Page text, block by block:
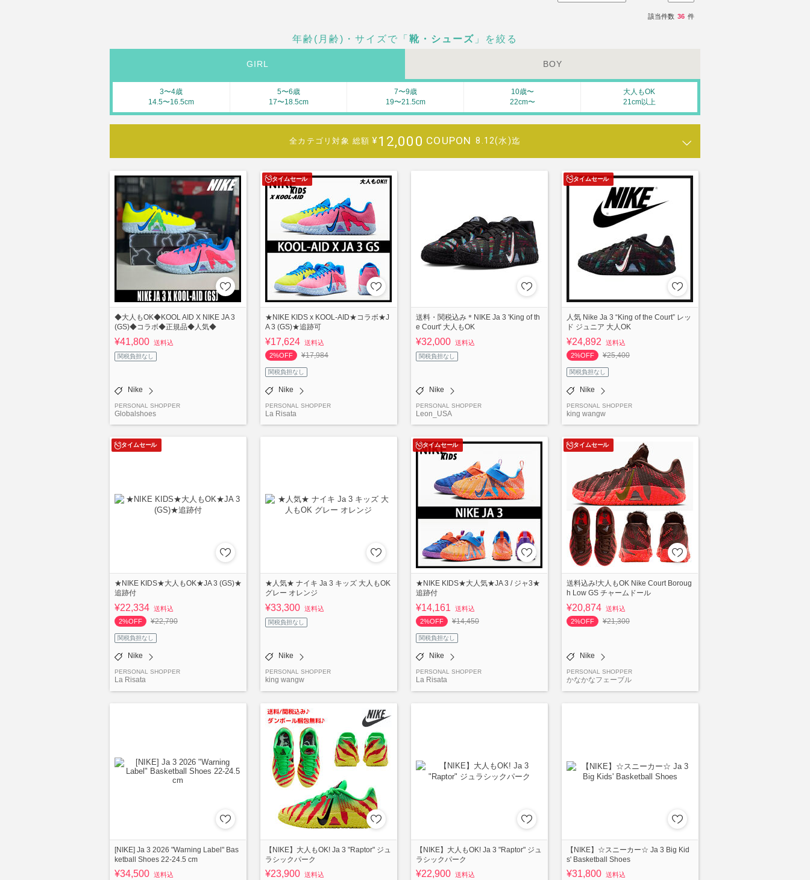
該当件数 36 件
年齢(月齢)・サイズで「 靴・シューズ 」を絞る
GIRL BOY
3〜4歳
14.5〜16.5cm
5〜6歳
17〜18.5cm
7〜9歳
19〜21.5cm
10歳〜
22cm〜
大人もOK
21cm以上
全カテゴリ対象 総額 ¥12,000 COUPON 8.12(水)迄
◆大人もOK◆KOOL AID X NIKE JA 3
(GS)◆コラボ◆正規品◆人気◆
¥41,800 送料込
関税負担なし
Nike
PERSONAL SHOPPER
Globalshoes
タイムセール
★NIKE KIDS x KOOL-AID★コラボ★J
A 3 (GS)★追跡可
¥17,624 送料込
2%OFF
¥17,984
関税負担なし
Nike
PERSONAL SHOPPER
La Risata
送料・関税込み＊NIKE Ja 3 'King of th
e Court' 大人もOK
¥32,000 送料込
関税負担なし
Nike
PERSONAL SHOPPER
Leon_USA
タイムセール
人気 Nike Ja 3 “King of the Court” レッ
ド ジュニア 大人OK
¥24,892
送料込
2%OFF
¥25,400
関税負担なし
Nike
PERSONAL SHOPPER
king wangw
タイムセール
★NIKE KIDS★大人もOK★JA 3 (GS)★
追跡付
¥22,334 送料込
2%OFF
¥22,790
関税負担なし
Nike
PERSONAL SHOPPER
La Risata
★人気★ ナイキ Ja 3 キッズ 大人もOK
グレー オレンジ
¥33,300 送料込
関税負担なし
Nike
PERSONAL SHOPPER
king wangw
タイムセール
★NIKE KIDS★大人気★JA 3 / ジャ3★
追跡付
¥14,161
送料込
2%OFF
¥14,450
関税負担なし
Nike
PERSONAL SHOPPER
La Risata
タイムセール
送料込み!大人もOK Nike Court Boroug
h Low GS チャームドール
¥20,874 送料込
2%OFF
¥21,300
Nike
PERSONAL SHOPPER
かなかなフェーブル
[NIKE] Ja 3 2026 "Warning Label" Bas
ketball Shoes 22-24.5 cm
¥34,500 送料込
【NIKE】大人もOK! Ja 3 "Raptor" ジュ
ラシックパーク
¥23,900 送料込
【NIKE】大人もOK! Ja 3 "Raptor" ジュ
ラシックパーク
¥22,900 送料込
【NIKE】☆スニーカー☆ Ja 3 Big Kid
s' Basketball Shoes
¥31,800 送料込